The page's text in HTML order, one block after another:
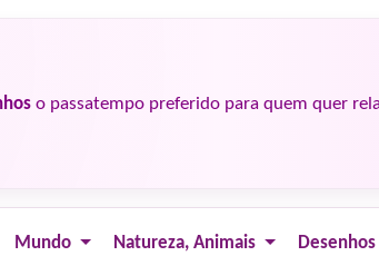
o passatempo preferido para quem quer
Mundo Natureza, Animais